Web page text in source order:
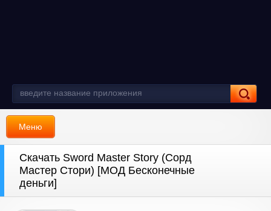
Меню
Скачать Sword Master Story (Сорд
Мастер Стори) [МОД Бесконечные
деньги]